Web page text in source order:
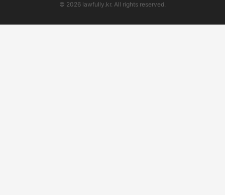
© 2026 lawfully.kr. All rights reserved.